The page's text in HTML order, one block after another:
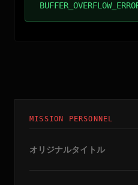
MISSION PERSONNEL
オリジナルタイトル